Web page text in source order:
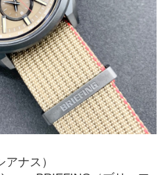
ナス）